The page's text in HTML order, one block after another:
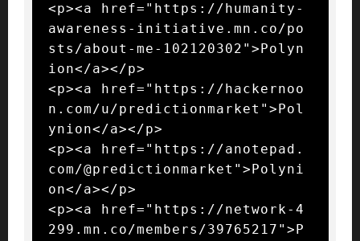
<p><a href="https://humanity-
awareness-initiative.mn.co/po
sts/about-me-102120302">Polyn
ion</a></p>
<p><a href="https://hackernoo
n.com/u/predictionmarket">Pol
ynion</a></p>
<p><a href="https://anotepad.
com/@predictionmarket">Polyni
on</a></p>
<p><a href="https://network-4
299.mn.co/members/39765217">P